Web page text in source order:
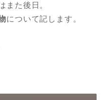
また後日。
について記します。